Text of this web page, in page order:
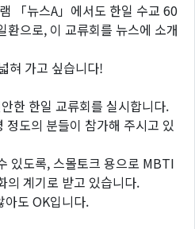
「뉴스A」에서도 한일 수교 60
환으로, 이 교류회를 뉴스에 소개
혀 가고 싶습니다!
한 한일 교류회를 실시합니다.
도의 분들이 참가해 주시고 있
있도록, 스몰토크 용으로 MBTI
의 계기로 받고 있습니다.
도 OK입니다.